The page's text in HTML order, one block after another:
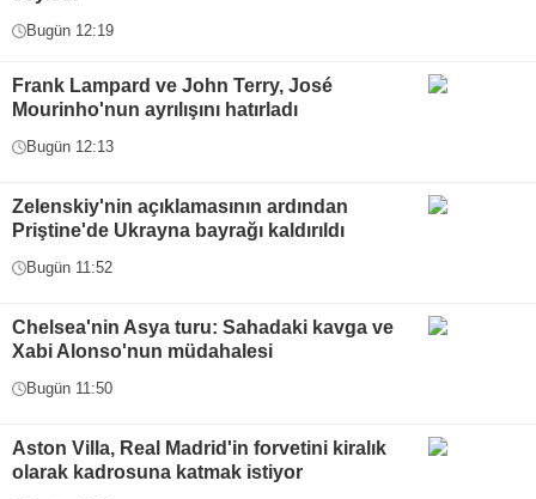
Bugün 12:19
Frank Lampard ve John Terry, José
Mourinho'nun ayrılışını hatırladı
Bugün 12:13
Zelenskiy'nin açıklamasının ardından
Priştine'de Ukrayna bayrağı kaldırıldı
Bugün 11:52
Chelsea'nin Asya turu: Sahadaki kavga ve
Xabi Alonso'nun müdahalesi
Bugün 11:50
Aston Villa, Real Madrid'in forvetini kiralık
olarak kadrosuna katmak istiyor